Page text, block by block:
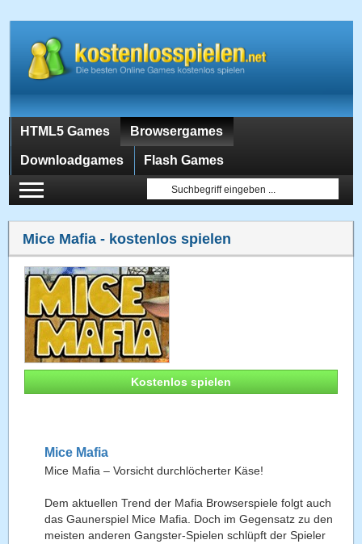
HTML5 Games Browsergames
Downloadgames Flash Games
Mice Mafia - kostenlos spielen
Kostenlos spielen
Mice Mafia
Mice Mafia – Vorsicht durchlöcherter Käse!
Dem aktuellen Trend der Mafia Browserspiele folgt auch
das Gaunerspiel Mice Mafia. Doch im Gegensatz zu den
meisten anderen Gangster-Spielen schlüpft der Spieler